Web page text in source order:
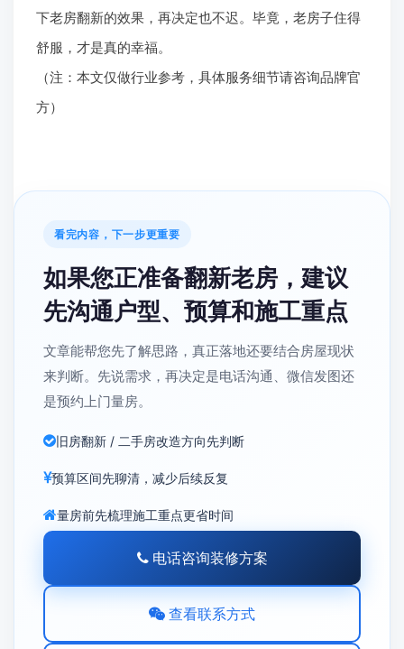
下老房翻新的效果，再决定也不迟。毕竟，老房子住得
舒服，才是真的幸福。
（注：本文仅做行业参考，具体服务细节请咨询品牌官
方）
看完内容，下一步更重要
如果您正准备翻新老房，建议
先沟通户型、预算和施工重点
文章能帮您先了解思路，真正落地还要结合房屋现状
来判断。先说需求，再决定是电话沟通、微信发图还
是预约上门量房。
旧房翻新 / 二手房改造方向先判断
预算区间先聊清，减少后续反复
量房前先梳理施工重点更省时间
电话咨询装修方案
查看联系方式